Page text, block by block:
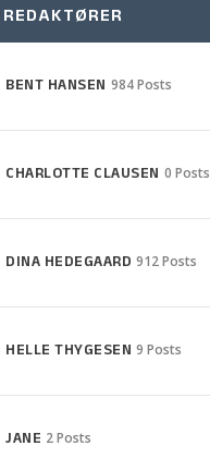
BENT HANSEN 984 Posts
CHARLOTTE CLAUSEN 0 Posts
DINA HEDEGAARD 912 Posts
HELLE THYGESEN 9 Posts
JANE 2 Posts